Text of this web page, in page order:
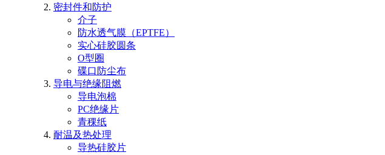
密封件和防护
介子
防水透气膜（EPTFE）
实心硅胶圆条
O型圈
碟口防尘布
导电与绝缘阻燃
导电泡棉
PC绝缘片
青稞纸
耐温及热处理
导热硅胶片